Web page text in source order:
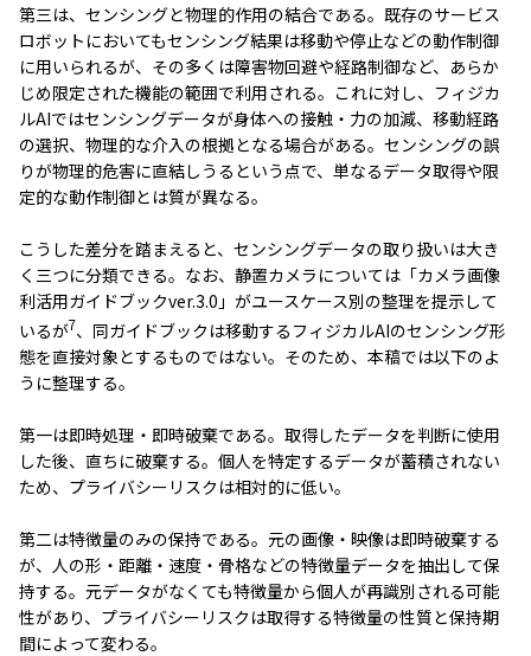
第三は、センシングと物理的作用の結合である。既存のサービス
ロボットにおいてもセンシング結果は移動や停止などの動作制御
に用いられるが、その多くは障害物回避や経路制御など、あらか
じめ限定された機能の範囲で利用される。これに対し、フィジカ
ルAIではセンシングデータが身体への接触・力の加減、移動経路
の選択、物理的な介入の根拠となる場合がある。センシングの誤
りが物理的危害に直結しうるという点で、単なるデータ取得や限
定的な動作制御とは質が異なる。
こうした差分を踏まえると、センシングデータの取り扱いは大き
く三つに分類できる。なお、静置カメラについては「カメラ画像
利活用ガイドブックver.3.0」がユースケース別の整理を提示して
いるが7、同ガイドブックは移動するフィジカルAIのセンシング形
態を直接対象とするものではない。そのため、本稿では以下のよ
うに整理する。
第一は即時処理・即時破棄である。取得したデータを判断に使用
した後、直ちに破棄する。個人を特定するデータが蓄積されない
ため、プライバシーリスクは相対的に低い。
第二は特徴量のみの保持である。元の画像・映像は即時破棄する
が、人の形・距離・速度・骨格などの特徴量データを抽出して保
持する。元データがなくても特徴量から個人が再識別される可能
性があり、プライバシーリスクは取得する特徴量の性質と保持期
間によって変わる。